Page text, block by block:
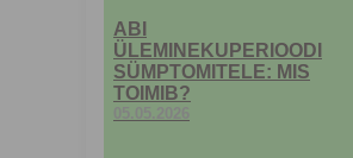
ABI
ÜLEMINEKUPERIOODI
SÜMPTOMITELE: MIS
TOIMIB?
05.05.2026